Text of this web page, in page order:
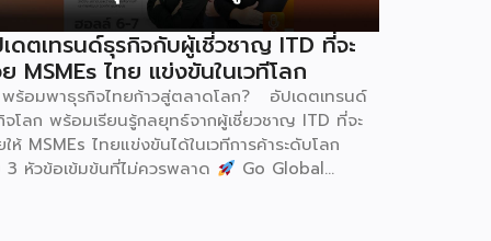
ดตเทรนด์ธุรกิจกับผู้เชี่วชาญ ITD ที่จะ
MSMEs ไทย แข่งขันในเวทีโลก
พร้อมพาธุรกิจไทยก้าวสู่ตลาดโลก? อัปเดตเทรนด์
จโลก พร้อมเรียนรู้กลยุทธ์จากผู้เชี่ยวชาญ ITD ที่จะ
ให้ MSMEs ไทยแข่งขันได้ในเวทีการค้าระดับโลก
หัวข้อเข้มข้นที่ไม่ควรพลาด
Go Global